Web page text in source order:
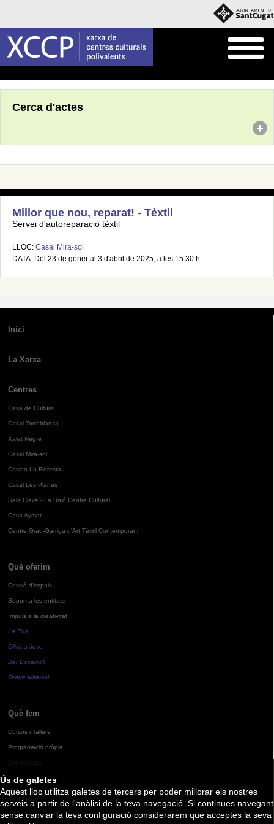
Ús de galetes
Aquest lloc utilitza galetes de tercers per poder millorar els nostres
serveis a partir de l'anàlisi de la teva navegació. Si continues navegant
sense canviar la teva configuració considerarem que acceptes la seva
Cerca d'actes
Millor que nou, reparat! - Tèxtil
Servei d'autoreparació tèxtil
LLOC: Casal Mira-sol
DATA: Del 23 de gener al 3 d'abril de 2025, a les 15.30 h
Inici
La Xarxa
Centres
Casa de Cultura
Casal Torreblanca
Xalet Negre
Casal Mira-sol
Casino La Floresta
Casal Les Planes
Sala Clavé - La Unió Centre Cultural
Casa Aymat
Centre Grau-Garriga d'Art Tèxtil Contemporani
Què oferim
Cessió d'espais
Suport a les entitats
Impuls a la creativitat
La Pua
Oficina Jove
Bar Bocamoll
Teatre Mira-sol
Què fem
Cursos i Tallers
Programació pròpia
Agenda